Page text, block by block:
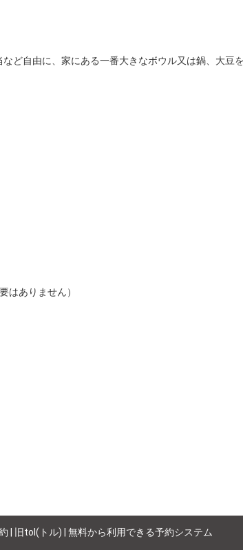
ど自由に、家にある一番大きなボウル又は鍋、大豆
はありません）
| 旧tol(トル) | 無料から利用できる予約システム